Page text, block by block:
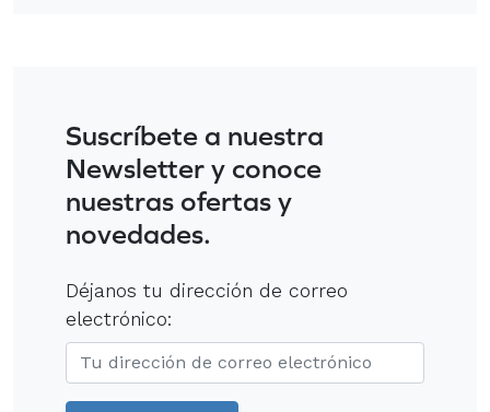
Suscríbete a nuestra
Newsletter y conoce
nuestras ofertas y
novedades.
Déjanos tu dirección de correo
electrónico: